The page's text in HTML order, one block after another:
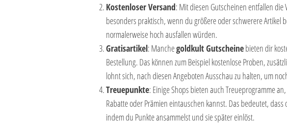
Kostenloser Versand: Mit diesen Gutscheinen entfallen
besonders praktisch, wenn du größere oder schwerere Artikel
normalerweise hoch ausfallen würden.
Gratisartikel: Manchegoldkult Gutscheinebieten dir
Bestellung. Das können zum Beispiel kostenlose Proben,
lohnt sich, nach diesen Angeboten Ausschau zu halten, um
Treuepunkte: Einige Shops bieten auch Treueprogramme
Rabatte oder Prämien eintauschen kannst. Das bedeutet,
indem du Punkte ansammelst und sie später einlöst.